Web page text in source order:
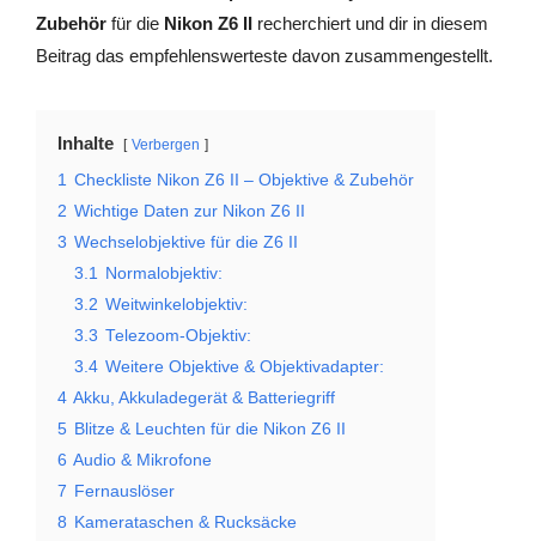
Zubehör für die Nikon Z6 II recherchiert und dir in diesem
Beitrag das empfehlenswerteste davon zusammengestellt.
Inhalte Verbergen
1 Checkliste Nikon Z6 II – Objektive & Zubehör
2 Wichtige Daten zur Nikon Z6 II
3 Wechselobjektive für die Z6 II
3.1 Normalobjektiv:
3.2 Weitwinkelobjektiv:
3.3 Telezoom-Objektiv:
3.4 Weitere Objektive & Objektivadapter:
4 Akku, Akkuladegerät & Batteriegriff
5 Blitze & Leuchten für die Nikon Z6 II
6 Audio & Mikrofone
7 Fernauslöser
8 Kamerataschen & Rucksäcke